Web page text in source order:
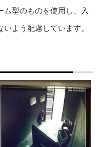
ム型のものを使用し、入
よう配慮しています。